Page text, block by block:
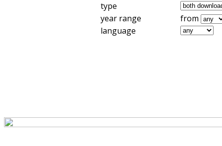
type
year range
from
language